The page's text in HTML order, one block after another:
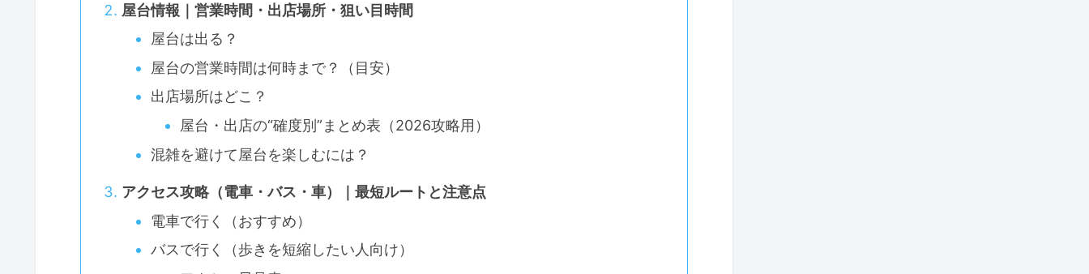
屋台情報｜営業時間・出店場所・狙い目時間
屋台は出る？
屋台の営業時間は何時まで？（目安）
出店場所はどこ？
屋台・出店の“確度別”まとめ表（2026攻略用）
混雑を避けて屋台を楽しむには？
アクセス攻略（電車・バス・車）｜最短ルートと注意点
電車で行く（おすすめ）
バスで行く（歩きを短縮したい人向け）